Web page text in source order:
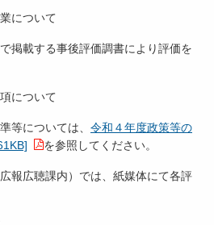
について
載する事後評価調書により評価を
について
については、 令和４年度政策等の
を参照してください。
広聴課内）では、紙媒体にて各評